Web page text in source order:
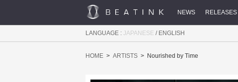
NEWS RELEASES
LANGUAGE : JAPANESE / ENGLISH
HOME ARTISTS Nourished by Time